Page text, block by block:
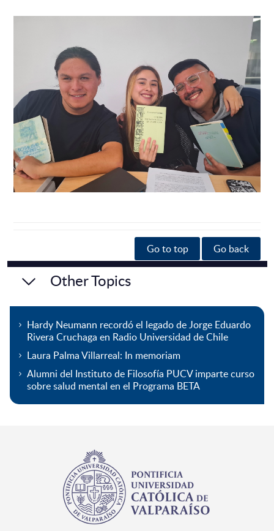
Go to top Go back
Other Topics
Hardy Neumann recordó el legado de Jorge Eduardo
Rivera Cruchaga en Radio Universidad de Chile
Laura Palma Villarreal: In memoriam
Alumni del Instituto de Filosofía PUCV imparte curso
sobre salud mental en el Programa BETA